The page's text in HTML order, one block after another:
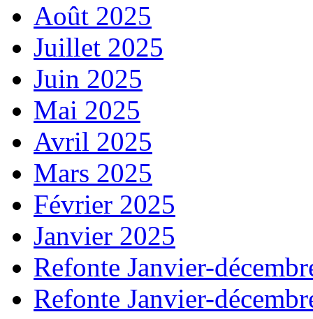
Août 2025
Juillet 2025
Juin 2025
Mai 2025
Avril 2025
Mars 2025
Février 2025
Janvier 2025
Refonte Janvier-
Refonte Janvier-